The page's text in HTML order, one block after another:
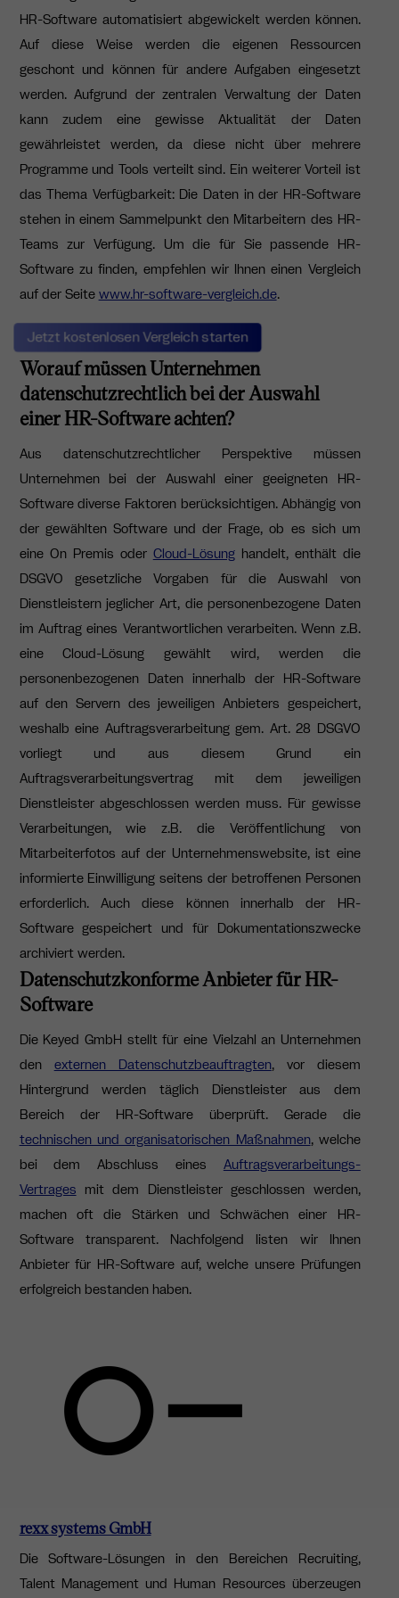
HR-Software automatisiert abgewickelt werden können.
Auf diese Weise werden die eigenen Ressourcen
geschont und können für andere Aufgaben eingesetzt
werden. Aufgrund der zentralen Verwaltung der Daten
kann zudem eine gewisse Aktualität der Daten
gewährleistet werden, da diese nicht über mehrere
Programme und Tools verteilt sind. Ein weiterer Vorteil ist
das Thema Verfügbarkeit: Die Daten in der HR-Software
stehen in einem Sammelpunkt den Mitarbeitern des HR-
Teams zur Verfügung. Um die für Sie passende HR-
Software zu finden, empfehlen wir Ihnen einen Vergleich
auf der Seite www.hr-software-vergleich.de.
Jetzt kostenlosen Vergleich starten
Worauf müssen Unternehmen
datenschutzrechtlich bei der Auswahl
einer HR-Software achten?
Aus datenschutzrechtlicher Perspektive müssen
Unternehmen bei der Auswahl einer geeigneten HR-
Software diverse Faktoren berücksichtigen. Abhängig von
der gewählten Software und der Frage, ob es sich um
eine On Premis oder Cloud-Lösunghandelt, enthält die
DSGVO gesetzliche Vorgaben für die Auswahl von
Dienstleistern jeglicher Art, die personenbezogene Daten
im Auftrag eines Verantwortlichen verarbeiten. Wenn z.B.
eine Cloud-Lösung gewählt wird, werden die
personenbezogenen Daten innerhalb der HR-Software
auf den Servern des jeweiligen Anbieters gespeichert,
weshalb eine Auftragsverarbeitung gem. Art. 28 DSGVO
vorliegt und aus diesem Grund ein
Auftragsverarbeitungsvertrag mit dem jeweiligen
Dienstleister abgeschlossen werden muss. Für gewisse
Verarbeitungen, wie z.B. die Veröffentlichung von
Mitarbeiterfotos auf der Unternehmenswebsite, ist eine
informierte Einwilligung seitens der betroffenen Personen
erforderlich. Auch diese können innerhalb der HR-
Software gespeichert und für Dokumentationszwecke
archiviert werden.
Datenschutzkonforme Anbieter für HR-
Software
Die Keyed GmbH stellt für eine Vielzahl an Unternehmen
den externen Datenschutzbeauftragten, vor diesem
Hintergrund werden täglich Dienstleister aus dem
Bereich der HR-Software überprüft. Gerade die
technischen und organisatorischen Maßnahmen, welche
bei dem Abschluss eines Auftragsverarbeitungs-
Vertrages mit dem Dienstleister geschlossen werden,
machen oft die Stärken und Schwächen einer HR-
Software transparent. Nachfolgend listen wir Ihnen
Anbieter für HR-Software auf, welche unsere Prüfungen
erfolgreich bestanden haben.
rexx systems GmbH
Die Software-Lösungen in den Bereichen Recruiting,
Talent Management und Human Resources überzeugen